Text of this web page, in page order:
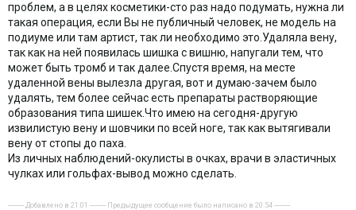
проблем, а в целях косметики-сто раз надо подумать, нужна ли
такая операция, если Вы не публичный человек, не модель на
подиуме или там артист, так ли необходимо это.Удаляла вену,
так как на ней появилась шишка с вишню, напугали тем, что
может быть тромб и так далее.Спустя время, на месте
удаленной вены вылезла другая, вот и думаю-зачем было
удалять, тем более сейчас есть препараты растворяющие
образования типа шишек.Что имею на сегодня-другую
извилистую вену и шовчики по всей ноге, так как вытягивали
вену от стопы до паха.
Из личных наблюдений-окулисты в очках, врачи в эластичных
чулках или гольфах-вывод можно сделать.
---------- Добавлено в 21:01 ---------- Предыдущее сообщение было написано в 20:54 ----------